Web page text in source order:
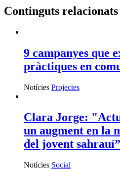
Continguts relacionats
9 campanyes que
pràctiques en
Notícies Projectes
Clara Jorge:
un augment en la
del jovent sahrauí”
Notícies Social